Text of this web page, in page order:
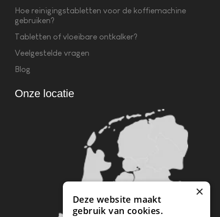
Hoe reinigingstabletten voor de koffiemachine
gebruiken?
Tabletten of vloeibare ontkalker?
Veelgestelde vragen
Blog
Onze locatie
×
Deze website maakt
gebruik van cookies.